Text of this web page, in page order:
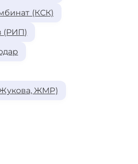
(КСК)
(РИП)
ЖМР)